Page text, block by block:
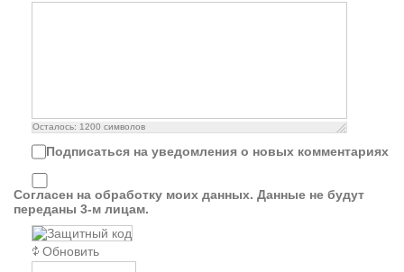
Осталось: 1200 символов
Подписаться на уведомления о новых комментариях
Согласен на обработку моих данных. Данные не будут
переданы 3-м лицам.
Обновить